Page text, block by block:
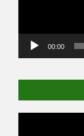
00:00